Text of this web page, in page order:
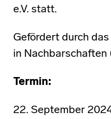
e.V. statt.
Gefördert durch
in Nachbarschaften
Termin:
22. September